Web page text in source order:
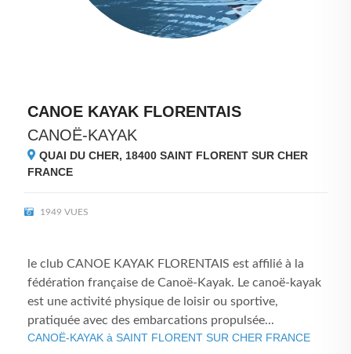
CANOE KAYAK FLORENTAIS
CANOË-KAYAK
QUAI DU CHER, 18400 SAINT FLORENT SUR CHER
FRANCE
1949 VUES
le club CANOE KAYAK FLORENTAIS est affilié à la
fédération française de Canoë-Kayak. Le canoë-kayak
est une activité physique de loisir ou sportive,
pratiquée avec des embarcations propulsée...
CANOË-KAYAK à SAINT FLORENT SUR CHER FRANCE